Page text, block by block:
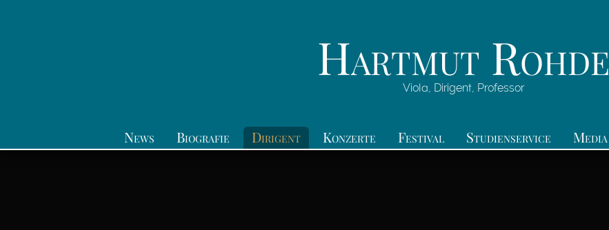
Hartmut Rohde
Viola, Dirigent, Professor
News Biografie Dirigent Konzerte Festival Studienservice Media